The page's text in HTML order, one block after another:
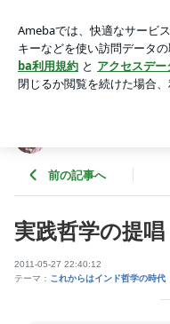
アプリをダウンロードして
ょう。
前の記事へ
実践哲学の提唱
2011-05-27 22:40:12
テーマ： これからはインド哲学の時代